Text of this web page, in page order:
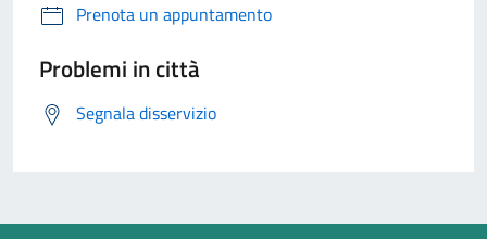
Prenota un appuntamento
Problemi in città
Segnala disservizio